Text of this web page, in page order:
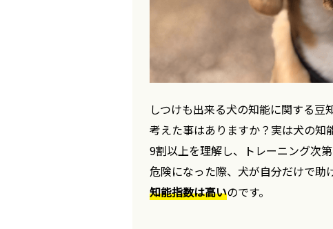
しつけも出来る犬の知能に関する
考えた事はありますか？実は犬の知
9割以上を理解し、トレーニング次
危険になった際、犬が自分だけで助
知能指数は高いのです。